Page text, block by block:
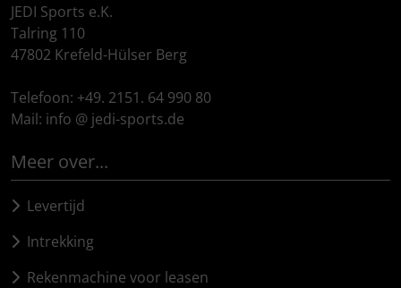
JEDI Sports e.K.
Talring 110
47802 Krefeld-Hülser Berg
Telefoon: +49. 2151. 64 990 80
Mail: info @ jedi-sports.de
Meer over...
Levertijd
Intrekking
Rekenmachine voor leasen
Pirelli
Prologo
Quarq
React